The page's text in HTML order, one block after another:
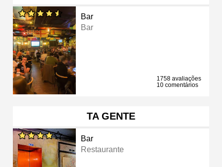
Bar
Bar
1758 avaliações
10 comentários
TA GENTE
Bar
Restaurante